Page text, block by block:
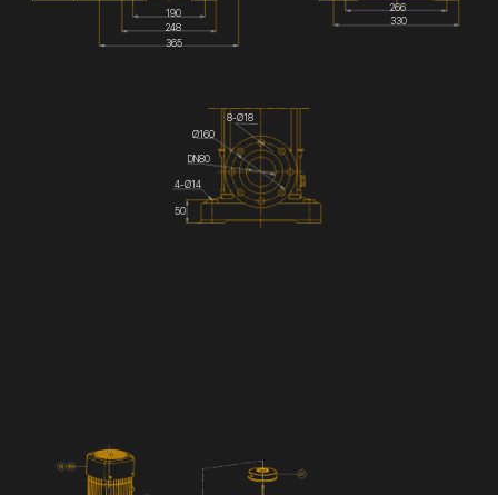
190
248
365
266
330
DN80
8-Ø18
Ø160
4-Ø14
50